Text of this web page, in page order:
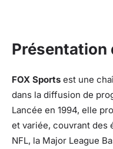
Présentation
FOX Sports est une
dans la diffusion de
Lancée en 1994, elle
et variée, couvrant des
NFL, la Major League